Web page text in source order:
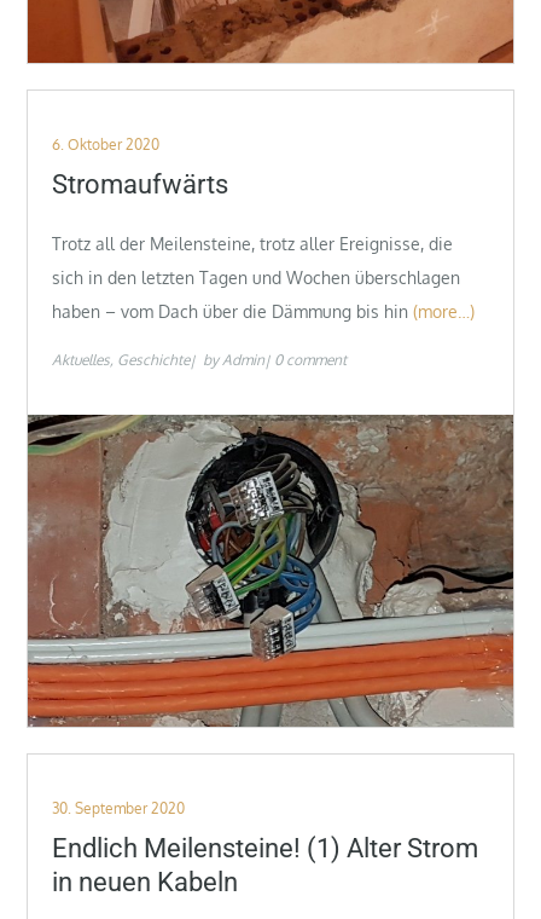
Posted
on
6. Oktober 2020
Stromaufwärts
Trotz all der Meilensteine, trotz aller Ereignisse, die
sich in den letzten Tagen und Wochen überschlagen
haben – vom Dach über die Dämmung bis hin (more…)
Aktuelles Geschichte byAdmin 0 comment
Posted
on
30. September 2020
Endlich Meilensteine! (1) Alter Strom
in neuen Kabeln